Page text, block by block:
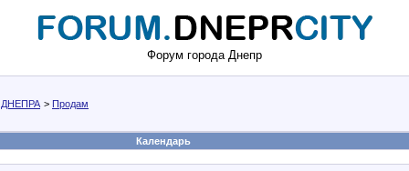
Форум города Днепр
> Продам
Календарь